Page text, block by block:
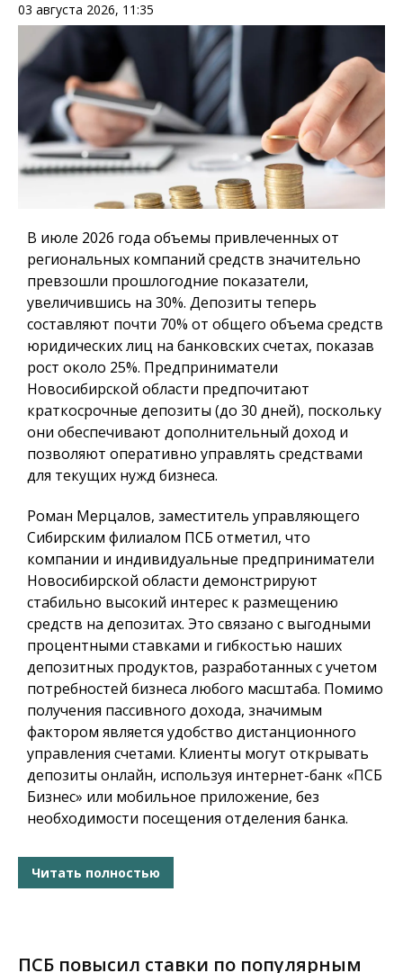
03 августа 2026, 11:35
В июле 2026 года объемы привлеченных от
региональных компаний средств значительно
превзошли прошлогодние показатели,
увеличившись на 30%. Депозиты теперь
составляют почти 70% от общего объема средств
юридических лиц на банковских счетах, показав
рост около 25%. Предприниматели
Новосибирской области предпочитают
краткосрочные депозиты (до 30 дней), поскольку
они обеспечивают дополнительный доход и
позволяют оперативно управлять средствами
для текущих нужд бизнеса.
Роман Мерцалов, заместитель управляющего
Сибирским филиалом ПСБ отметил, что
компании и индивидуальные предприниматели
Новосибирской области демонстрируют
стабильно высокий интерес к размещению
средств на депозитах. Это связано с выгодными
процентными ставками и гибкостью наших
депозитных продуктов, разработанных с учетом
потребностей бизнеса любого масштаба. Помимо
получения пассивного дохода, значимым
фактором является удобство дистанционного
управления счетами. Клиенты могут открывать
депозиты онлайн, используя интернет-банк «ПСБ
Бизнес» или мобильное приложение, без
необходимости посещения отделения банка.
Читать полностью
ПСБ повысил ставки по популярным